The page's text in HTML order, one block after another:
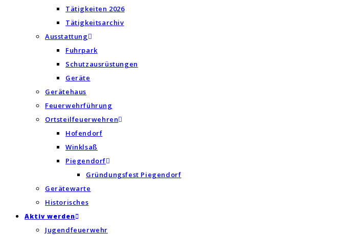
Tätigkeiten 2026
Tätigkeitsarchiv
Ausstattung
Fuhrpark
Schutzausrüstungen
Geräte
Gerätehaus
Feuerwehrführung
Ortsteilfeuerwehren
Hofendorf
Winklsaß
Piegendorf
Gründungsfest Piegendorf
Gerätewarte
Historisches
Aktiv werden
Jugendfeuerwehr